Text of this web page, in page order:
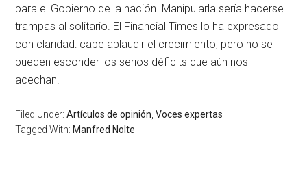
para el Gobierno de la nación. Manipularla sería hacerse
trampas al solitario. El Financial Times lo ha expresado
con claridad: cabe aplaudir el crecimiento, pero no se
pueden esconder los serios déficits que aún nos
acechan.
Filed Under:Artículos de opinión ,Voces expertas
Tagged With: Manfred Nolte